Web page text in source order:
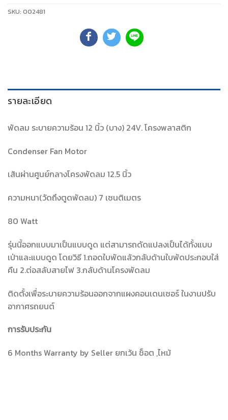
SKU: 002481
รายละเอียด
พัดลม ระบายความร้อน 12 นิ้ว (บาง) 24V. โครงพลาสติก
Condenser Fan Motor
เส้นผ่านศูนย์กลางโครงพัดลม 12.5 นิ้ว
ความหนา(วัดถึงตูดพัดลม) 7 เซนติเมตร
80 Watt
รุ่นนี้ออกแบบมาเป็นแบบดูด แต่สามารถดัดแปลงเป็นได้ทั้งแบบ
เป่าและแบบดูด โดยวิธี 1.ถอดใบพัดแล้วกลับด้านใบพัดประกอบใส่
คืน 2.ต่อสลับสายไฟ 3.กลับด้านโครงพัดลม
ติดตั้งเพื่อระบายความร้อนออกจากแผงคอนเดนเซอร์ ในงานปรับ
อากาศรถยนต์
การรับประกัน
6 Months Warranty by Seller ยกเว้น ช็อต ,ไหม้